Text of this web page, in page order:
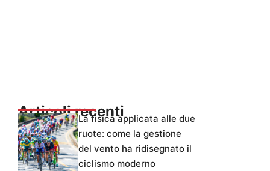
Articoli recentiLa fisica applicata alle due
ruote: come la gestione
del vento ha ridisegnato il
ciclismo moderno